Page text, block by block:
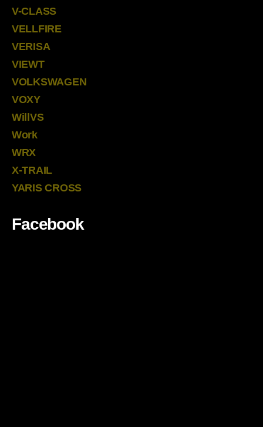
V-CLASS
VELLFIRE
VERISA
VIEWT
VOLKSWAGEN
VOXY
WillVS
Work
WRX
X-TRAIL
YARIS CROSS
Facebook